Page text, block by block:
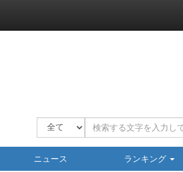
ニュース ランキング